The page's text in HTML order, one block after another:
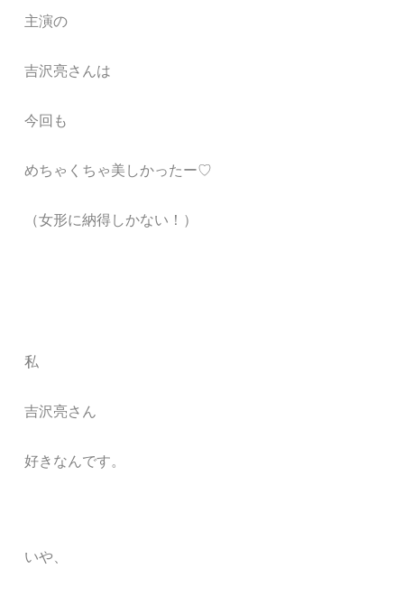
主演の
吉沢亮さんは
今回も
めちゃくちゃ美しかったー♡
（女形に納得しかない！）
私
吉沢亮さん
好きなんです。
いや、